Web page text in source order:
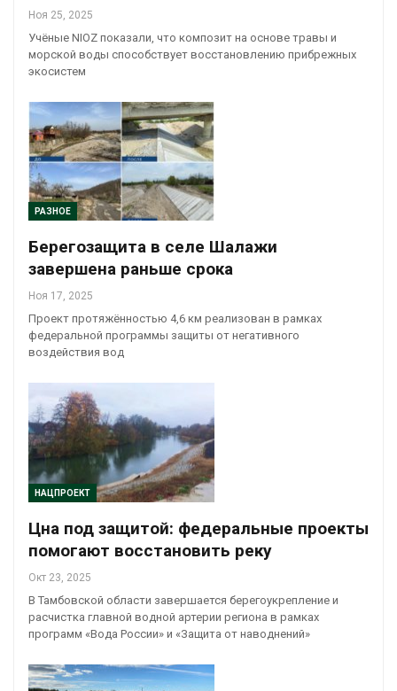
Ноя 25, 2025
Учёные NIOZ показали, что композит на основе травы и
морской воды способствует восстановлению прибрежных
экосистем
РАЗНОЕ
Берегозащита в селе Шалажи
завершена раньше срока
Ноя 17, 2025
Проект протяжённостью 4,6 км реализован в рамках
федеральной программы защиты от негативного
воздействия вод
НАЦПРОЕКТ
Цна под защитой: федеральные проекты
помогают восстановить реку
Окт 23, 2025
В Тамбовской области завершается берегоукрепление и
расчистка главной водной артерии региона в рамках
программ «Вода России» и «Защита от наводнений»